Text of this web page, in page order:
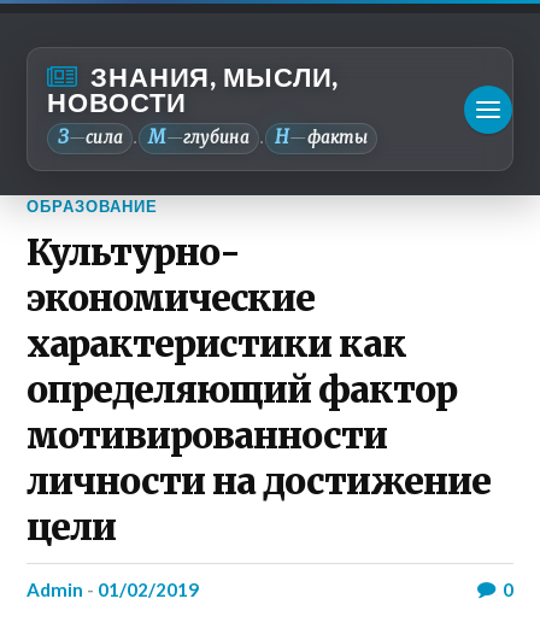
ЗНАНИЯ, МЫСЛИ,
НОВОСТИ
З—сила . М—глубина . Н—факты
ОБРАЗОВАНИЕ
Культурно-
экономические
характеристики как
определяющий фактор
мотивированности
личности на достижение
цели
admin - 01/02/2019 0